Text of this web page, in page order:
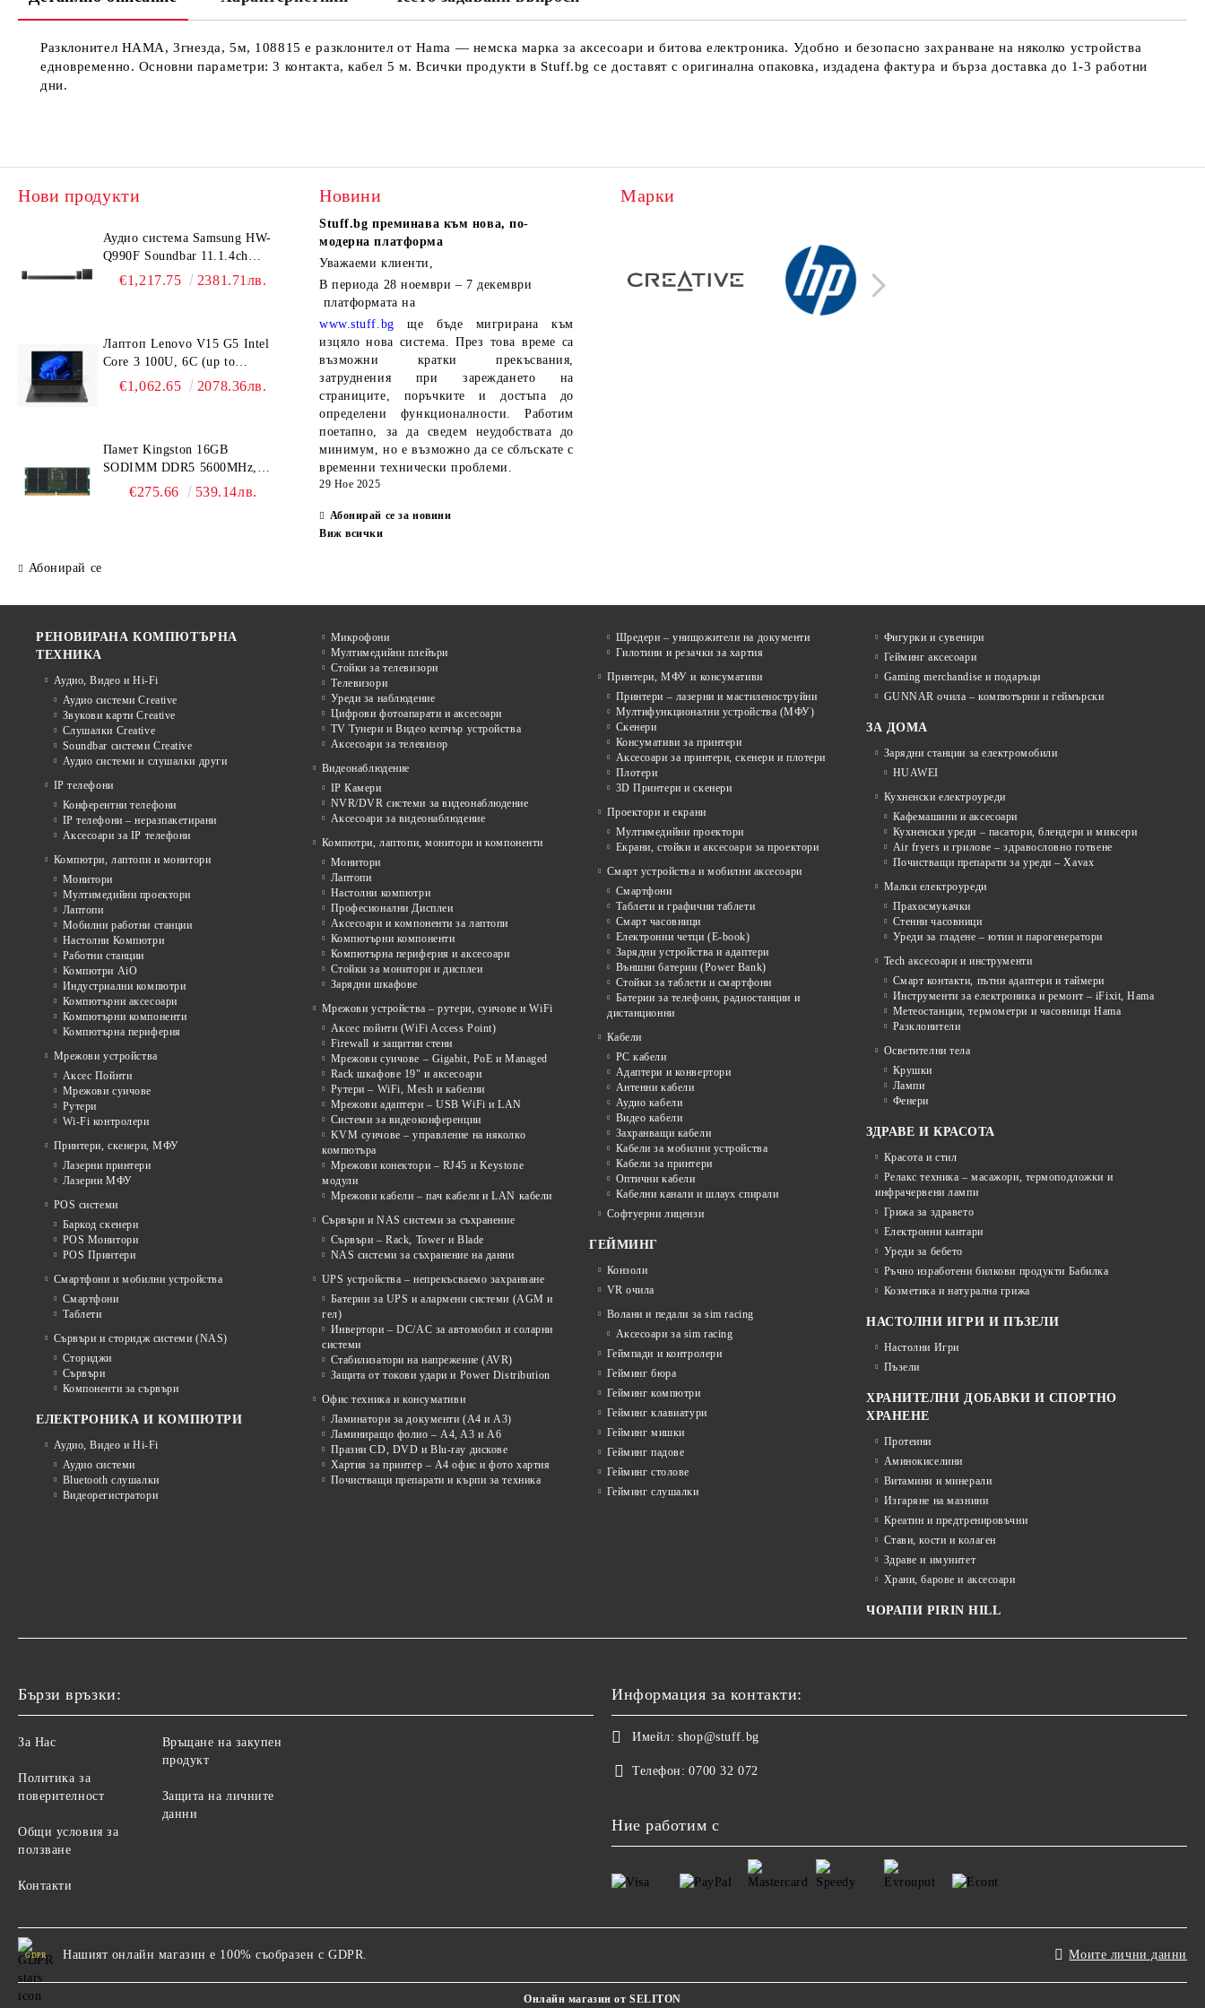
Разклонител HAMA, 3гнезда, 5м, 108815 е разклонител от Hama — немска марка за аксесоари и битова електроника. Удобно и безопасно захранване на няколко устройства
едновременно. Основни параметри: 3 контакта, кабел 5 м. Всички продукти в Stuff.bg се доставят с оригинална опаковка, издадена фактура и бърза доставка до 1-3 работни
дни.
Нови продукти
Аудио система Samsung HW-
Q990F Soundbar 11.1.4ch
Wireless Dolby Atmos Model
€1,217.75 2381.71лв.
Лаптоп Lenovo V15 G5 Intel
Core 3 100U, 6C (up to
4.7GHz, 10MB), 16GB DDR5-
WLAN, BT, 3 cell, DOS, 3Y
CCI
€1,062.65 2078.36лв.
Памет Kingston 16GB
SODIMM DDR5 5600MHz,
CL46, 1Rx8, KCP556SS8-16
€275.66 539.14лв.
Абонирай се
Новини
Stuff.bg преминава към нова, по-
модерна платформа
Уважаеми клиенти,
В периода 28 ноември – 7 декември
платформата на
www.stuff.bg ще бъде мигрирана към
изцяло нова система. През това време са
възможни кратки прекъсвания,
затруднения при зареждането на
страниците, поръчките и достъпа до
определени функционалности. Работим
поетапно, за да сведем неудобствата до
минимум, но е възможно да се сблъскате с
временни технически проблеми.
29 Ное 2025
Абонирай се за новини
Виж всички
Марки
РЕНОВИРАНА КОМПЮТЪРНА
ТЕХНИКА
Аудио, Видео и Hi-Fi
Аудио системи Creative
Звукови карти Creative
Слушалки Creative
Soundbar системи Creative
Аудио системи и слушалки други
IP телефони
Конферентни телефони
IP телефони – неразпакетирани
Аксесоари за IP телефони
Компютри, лаптопи и монитори
Монитори
Мултимедийни проектори
Лаптопи
Мобилни работни станции
Настолни Компютри
Работни станции
Компютри AiO
Индустриални компютри
Компютърни аксесоари
Компютърни компоненти
Компютърна периферия
Мрежови устройства
Аксес Пойнти
Мрежови суичове
Рутери
Wi-Fi контролери
Принтери, скенери, МФУ
Лазерни принтери
Лазерни МФУ
POS системи
Баркод скенери
POS Монитори
POS Принтери
Смартфони и мобилни устройства
Смартфони
Таблети
Сървъри и сторидж системи (NAS)
Сториджи
Сървъри
Компоненти за сървъри
ЕЛЕКТРОНИКА И КОМПЮТРИ
Аудио, Видео и Hi-Fi
Аудио системи
Bluetooth слушалки
Видеорегистратори
Микрофони
Мултимедийни плейъри
Стойки за телевизори
Телевизори
Уреди за наблюдение
Цифрови фотоапарати и аксесоари
TV Тунери и Видео кепчър устройства
Аксесоари за телевизор
Видеонаблюдение
IP Камери
NVR/DVR системи за видеонаблюдение
Аксесоари за видеонаблюдение
Компютри, лаптопи, монитори и компоненти
Монитори
Лаптопи
Настолни компютри
Професионални Дисплеи
Аксесоари и компоненти за лаптопи
Компютърни компоненти
Компютърна периферия и аксесоари
Стойки за монитори и дисплеи
Зарядни шкафове
Мрежови устройства – рутери, суичове и WiFi
Аксес пойнти (WiFi Access Point)
Firewall и защитни стени
Мрежови суичове – Gigabit, PoE и Managed
Rack шкафове 19" и аксесоари
Рутери – WiFi, Mesh и кабелни
Мрежови адаптери – USB WiFi и LAN
Системи за видеоконференции
KVM суичове – управление на няколко
компютъра
Мрежови конектори – RJ45 и Keystone
модули
Мрежови кабели – пач кабели и LAN кабели
Сървъри и NAS системи за съхранение
Сървъри – Rack, Tower и Blade
NAS системи за съхранение на данни
UPS устройства – непрекъсваемо захранване
Батерии за UPS и алармени системи (AGM и
гел)
Инвертори – DC/AC за автомобил и соларни
системи
Стабилизатори на напрежение (AVR)
Защита от токови удари и Power Distribution
Офис техника и консумативи
Ламинатори за документи (A4 и A3)
Ламиниращо фолио – A4, A3 и A6
Празни CD, DVD и Blu-ray дискове
Хартия за принтер – A4 офис и фото хартия
Почистващи препарати и кърпи за техника
Шредери – унищожители на документи
Гилотини и резачки за хартия
Принтери, МФУ и консумативи
Принтери – лазерни и мастиленоструйни
Мултифункционални устройства (МФУ)
Скенери
Консумативи за принтери
Аксесоари за принтери, скенери и плотери
Плотери
3D Принтери и скенери
Проектори и екрани
Мултимедийни проектори
Екрани, стойки и аксесоари за проектори
Смарт устройства и мобилни аксесоари
Смартфони
Таблети и графични таблети
Смарт часовници
Електронни четци (E-book)
Зарядни устройства и адаптери
Външни батерии (Power Bank)
Стойки за таблети и смартфони
Батерии за телефони, радиостанции и
дистанционни
Кабели
PC кабели
Адаптери и конвертори
Антенни кабели
Аудио кабели
Видео кабели
Захранващи кабели
Кабели за мобилни устройства
Кабели за принтери
Оптични кабели
Кабелни канали и шлаух спирали
Софтуерни лицензи
ГЕЙМИНГ
Конзоли
VR очила
Волани и педали за sim racing
Аксесоари за sim racing
Геймпади и контролери
Гейминг бюра
Гейминг компютри
Гейминг клавиатури
Гейминг мишки
Гейминг падове
Гейминг столове
Гейминг слушалки
Фигурки и сувенири
Гейминг аксесоари
Gaming merchandise и подаръци
GUNNAR очила – компютърни и геймърски
ЗА ДОМА
Зарядни станции за електромобили
HUAWEI
Кухненски електроуреди
Кафемашини и аксесоари
Кухненски уреди – пасатори, блендери и миксери
Air fryers и грилове – здравословно готвене
Почистващи препарати за уреди – Xavax
Малки електроуреди
Прахосмукачки
Стенни часовници
Уреди за гладене – ютии и парогенератори
Tech аксесоари и инструменти
Смарт контакти, пътни адаптери и таймери
Инструменти за електроника и ремонт – iFixit, Hama
Метеостанции, термометри и часовници Hama
Разклонители
Осветителни тела
Крушки
Лампи
Фенери
ЗДРАВЕ И КРАСОТА
Красота и стил
Релакс техника – масажори, термоподложки и
инфрачервени лампи
Грижа за здравето
Електронни кантари
Уреди за бебето
Ръчно изработени билкови продукти Бабилка
Козметика и натурална грижа
НАСТОЛНИ ИГРИ И ПЪЗЕЛИ
Настолни Игри
Пъзели
ХРАНИТЕЛНИ ДОБАВКИ И СПОРТНО
ХРАНЕНЕ
Протеини
Аминокиселини
Витамини и минерали
Изгаряне на мазнини
Креатин и предтренировъчни
Стави, кости и колаген
Здраве и имунитет
Храни, барове и аксесоари
ЧОРАПИ PIRIN HILL
Бързи връзки:
За Нас
Политика за
поверителност
Общи условия за
ползване
Контакти
Връщане на закупен
продукт
Защита на личните
данни
Информация за контакти:
Имейл: shop@stuff.bg
Телефон: 0700 32 072
Ние работим с
GDPR Нашият онлайн магазин е 100% съобразен с GDPR. Моите лични данни
Онлайн магазин от SELITON